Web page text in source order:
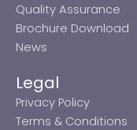
Quality Assurance
Brochure Download
News
Legal
Privacy Policy
Terms & Conditions